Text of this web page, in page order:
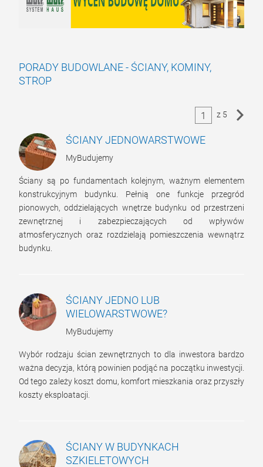
PORADY BUDOWLANE - ŚCIANY, KOMINY,
STROP
1 z 5
ŚCIANY JEDNOWARSTWOWE
MyBudujemy
Ściany są po fundamentach kolejnym, ważnym elementem
konstrukcyjnym budynku. Pełnią one funkcje przegród
pionowych, oddzielających wnętrze budynku od przestrzeni
zewnętrznej i zabezpieczających od wpływów
atmosferycznych oraz rozdzielają pomieszczenia wewnątrz
budynku.
ŚCIANY JEDNO LUB
WIELOWARSTWOWE?
MyBudujemy
Wybór rodzaju ścian zewnętrznych to dla inwestora bardzo
ważna decyzja, którą powinien podjąć na początku inwestycji.
Od tego zależy koszt domu, komfort mieszkania oraz przyszły
koszty eksploatacji.
ŚCIANY W BUDYNKACH
SZKIELETOWYCH